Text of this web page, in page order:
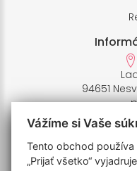
94651
94651
IČ
Vážíme si Vaše
Tento obchod
„Prijať všetko“